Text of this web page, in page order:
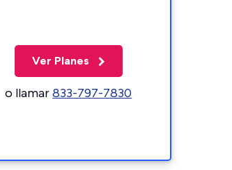
Ver Planes
o llamar833-797-7830